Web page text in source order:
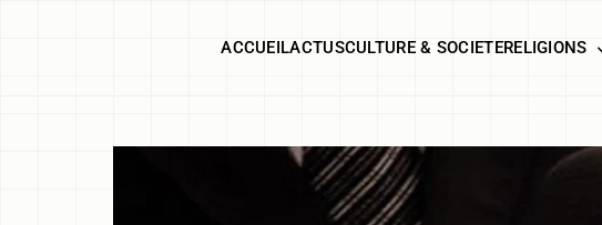
ACCUEILACTUSCULTURE & SOCIETERELIGIONS